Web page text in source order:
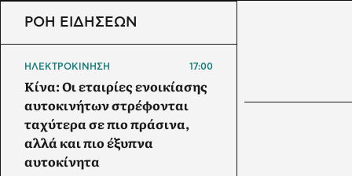
ΡΟΗ ΕΙΔΗΣΕΩΝ
ΗΛΕΚΤΡΟΚΙΝΗΣΗ 17:00
Κίνα: Οι εταιρίες ενοικίασης
αυτοκινήτων στρέφονται
ταχύτερα σε πιο πράσινα,
αλλά και πιο έξυπνα
αυτοκίνητα